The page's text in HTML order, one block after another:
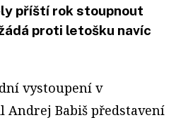
příští rok stoupnout
proti letošku navíc
vystoupení v
Babiš představení